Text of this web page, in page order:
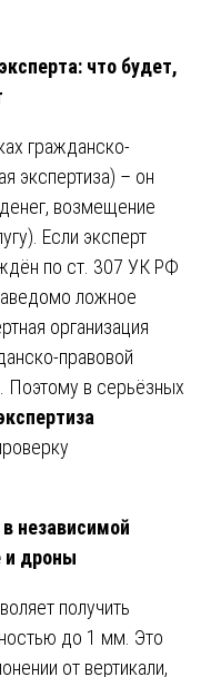
что будет,
гражданско-
экспертиза) – он
возмещение
Если эксперт
по ст. 307 УК РФ
ложное
организация
правовой
Поэтому в серьёзных
независимой
и дроны
получить
до 1 мм. Это
от вертикали,